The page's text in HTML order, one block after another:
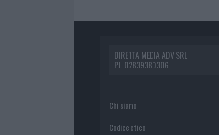
DIRETTA MEDIA ADV SRL
P.I. 02839380306
Chi siamo
Codice etico